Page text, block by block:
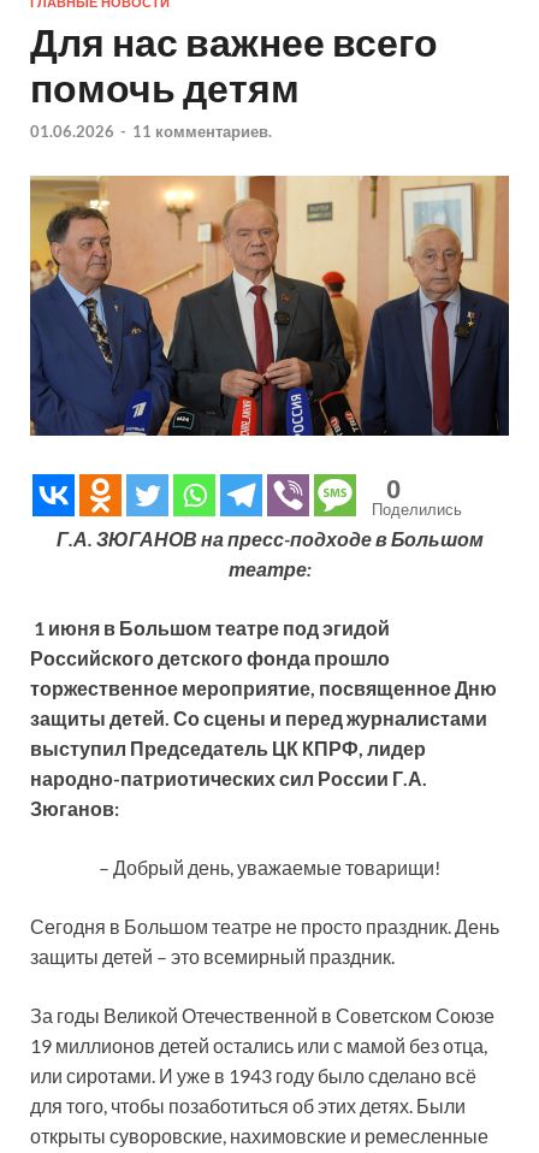
Для нас важнее всего
помочь детям
01.06.2026 - 11 комментариев.
0
Поделились
Г.А. ЗЮГАНОВ на пресс-подходе в Большом
театре:
1 июня в Большом театре под эгидой
Российского детского фонда прошло
торжественное мероприятие, посвященное Дню
защиты детей. Со сцены и перед журналистами
выступил Председатель ЦК КПРФ, лидер
народно-патриотических сил России Г.А.
Зюганов:
– Добрый день, уважаемые товарищи!
Сегодня в Большом театре не просто праздник. День
защиты детей – это всемирный праздник.
За годы Великой Отечественной в Советском Союзе
19 миллионов детей остались или с мамой без отца,
или сиротами. И уже в 1943 году было сделано всё
для того, чтобы позаботиться об этих детях. Были
открыты суворовские, нахимовские и ремесленные